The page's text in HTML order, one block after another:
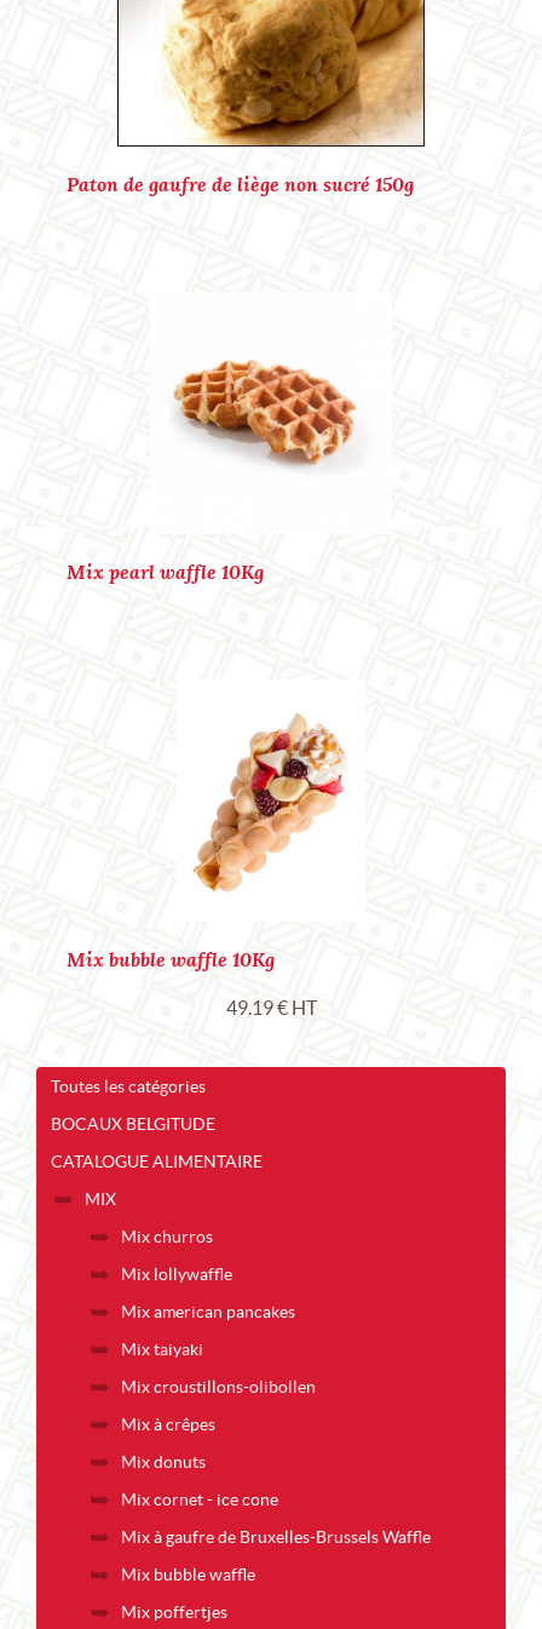
Paton de gaufre de liège non sucré 150g
Mix pearl waffle 10Kg
Mix bubble waffle 10Kg
49.19 € HT
Toutes les catégories
BOCAUX BELGITUDE
CATALOGUE ALIMENTAIRE
MIX
Mix churros
Mix lollywaffle
Mix american pancakes
Mix taiyaki
Mix croustillons-olibollen
Mix à crêpes
Mix donuts
Mix cornet - ice cone
Mix à gaufre de Bruxelles-Brussels Waffle
Mix bubble waffle
Mix poffertjes